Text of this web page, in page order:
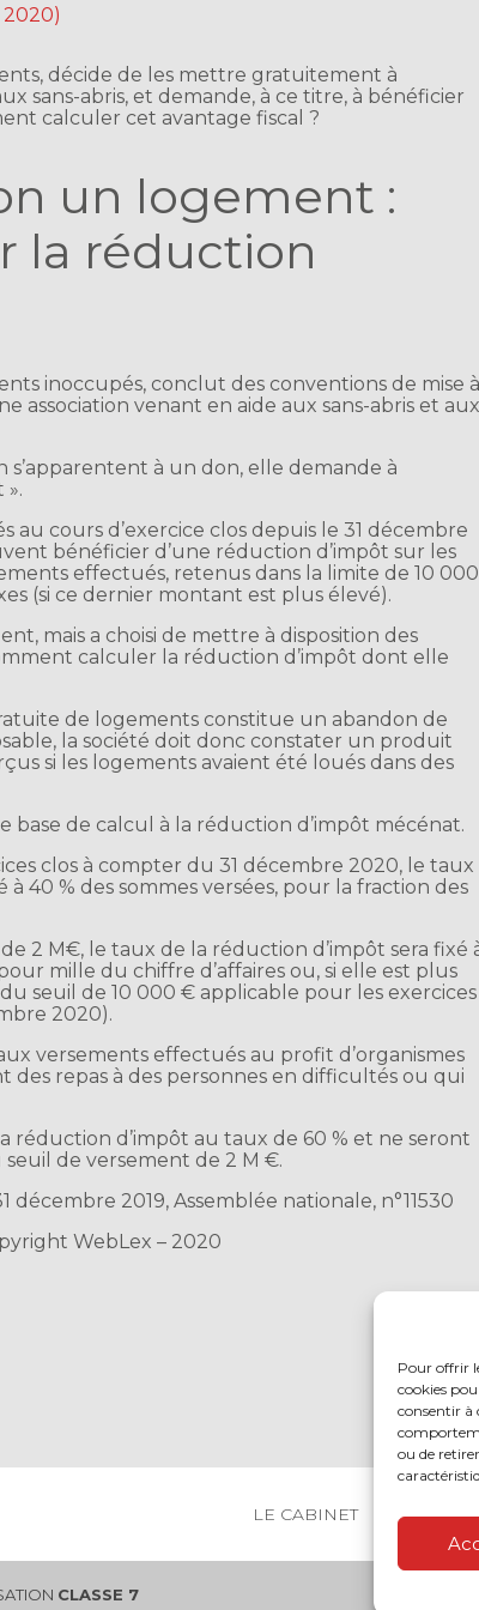
Pour offrir
cookies
consentir à
ou de
2020)
décide de les mettre gratuitement à
sans-abris, et demande, à ce titre, à bénéficier
calculer cet avantage fiscal ?
un logement :
la réduction
inoccupés, conclut des conventions de mise
association venant en aide aux sans-abris et
s’apparentent à un don, elle demande à
».
cours d’exercice clos depuis le 31 décembre
bénéficier d’une réduction d’impôt sur les
effectués, retenus dans la limite de 10 000
(si ce dernier montant est plus élevé).
mais a choisi de mettre à disposition des
calculer la réduction d’impôt dont elle
de logements constitue un abandon de
la société doit donc constater un produit
si les logements avaient été loués dans des
base de calcul à la réduction d’impôt mécénat.
clos à compter du 31 décembre 2020, le taux
à 40 % des sommes versées, pour la fraction des
2 M€, le taux de la réduction d’impôt sera fixé
mille du chiffre d’affaires ou, si elle est plus
seuil de 10 000 € applicable pour les exercices
2020).
versements effectués au profit d’organismes
repas à des personnes en difficultés ou qui
réduction d’impôt au taux de 60 % et ne seront
de versement de 2 M €.
2019, Assemblée nationale, n°11530
WebLex – 2020
Footer
LE CABINET NOS
CLASSE 7